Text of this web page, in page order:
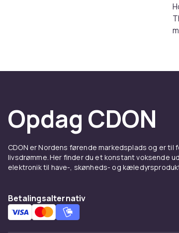
Opdag CDON
CDON er Nordens førende markedsplads og er
livsdrømme. Her finder du et konstant voksende
elektronik til have-, skønheds- og
Betalingsalternativ